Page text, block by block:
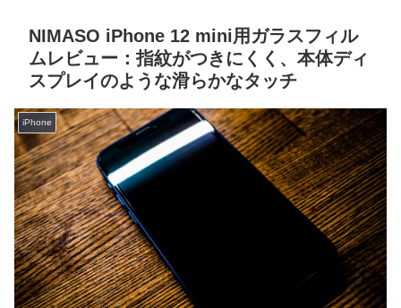
NIMASO iPhone 12 mini用ガラスフィル
ムレビュー：指紋がつきにくく、本体ディ
スプレイのような滑らかなタッチ
iPhone